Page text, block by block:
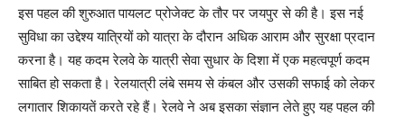
इस पहल की शुरुआत पायलट प्रोजेक्ट के तौर पर जयपुर से की है। इस नई
सुविधा का उद्देश्य यात्रियों को यात्रा के दौरान अधिक आराम और सुरक्षा प्रदान
करना है। यह कदम रेलवे के यात्री सेवा सुधार के दिशा में एक महत्वपूर्ण कदम
साबित हो सकता है। रेलयात्री लंबे समय से कंबल और उसकी सफाई को लेकर
लगातार शिकायतें करते रहे हैं। रेलवे ने अब इसका संज्ञान लेते हुए यह पहल की